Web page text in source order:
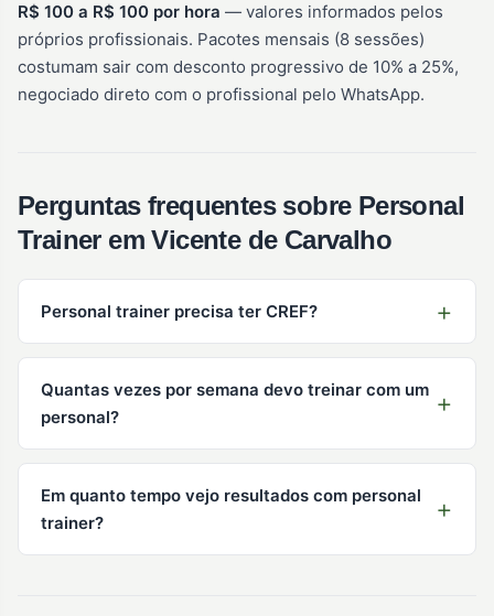
R$ 100 a R$ 100 por hora — valores informados pelos
próprios profissionais. Pacotes mensais (8 sessões)
costumam sair com desconto progressivo de 10% a 25%,
negociado direto com o profissional pelo WhatsApp.
Perguntas frequentes sobre Personal
Trainer em Vicente de Carvalho
Personal trainer precisa ter CREF?
Quantas vezes por semana devo treinar com um
personal?
Em quanto tempo vejo resultados com personal
trainer?